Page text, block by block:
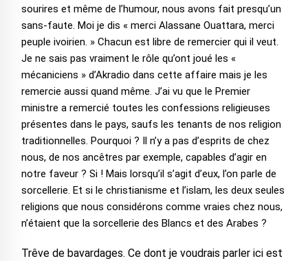
sourires et même de l’humour, nous avons fait presqu’un
sans-faute. Moi je dis « merci Alassane Ouattara, merci
peuple ivoirien. » Chacun est libre de remercier qui il veut.
Je ne sais pas vraiment le rôle qu’ont joué les «
mécaniciens » d’Akradio dans cette affaire mais je les
remercie aussi quand même. J’ai vu que le Premier
ministre a remercié toutes les confessions religieuses
présentes dans le pays, saufs les tenants de nos religion
traditionnelles. Pourquoi ? Il n’y a pas d’esprits de chez
nous, de nos ancêtres par exemple, capables d’agir en
notre faveur ? Si ! Mais lorsqu’il s’agit d’eux, l’on parle de
sorcellerie. Et si le christianisme et l’islam, les deux seules
religions que nous considérons comme vraies chez nous,
n’étaient que la sorcellerie des Blancs et des Arabes ?
Trêve de bavardages. Ce dont je voudrais parler ici est